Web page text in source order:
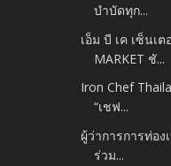
บำบัดทุก...
เอ็ม บี เค เซ็นเ
MARKET ชั...
Iron Chef
“เชฟ...
ผู้ว่าการการท่อง
ร่วม...